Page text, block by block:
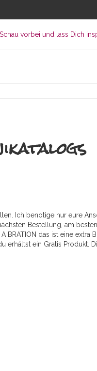
Ich benötige nur eure
Bestellung, am
BRATION das ist eine extra
erhältst ein Gratis Produkt.